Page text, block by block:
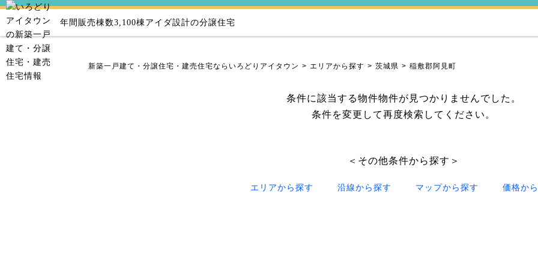
年間販売棟数3,100棟アイダ設計の分譲住宅
新築一戸建て・分譲住宅・建売住宅ならいろどりアイタウン エリアから探す 茨城県 稲敷郡阿見町
条件に該当する物件物件が見つかりませんでした。
条件を変更して再度検索してください。
＜その他条件から探す＞
エリアから探す 沿線から探す マップから探す 価格か